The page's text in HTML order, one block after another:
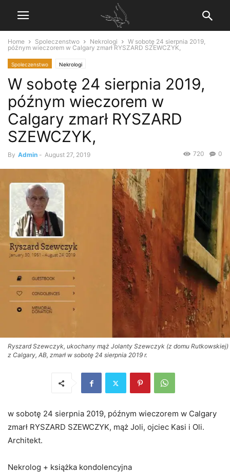
Home Spoleczenstwo Nekrologi
W sobotę 24 sierpnia 2019,
późnym wieczorem w Calgary zmarł RYSZARD SZEWCZYK,
Spoleczenstwo Nekrologi
W sobotę 24 sierpnia 2019,
późnym wieczorem w
Calgary zmarł RYSZARD
SZEWCZYK,
By Admin - August 27, 2019 0
720
Ryszard Szewczyk, ukochany mąż Jolanty Szewczyk (z domu Rutkowskiej)
z Calgary, AB, zmarł w sobotę 24 sierpnia 2019 r.
w sobotę 24 sierpnia 2019, późnym wieczorem w Calgary
zmarł RYSZARD SZEWCZYK, mąż Joli, ojciec Kasi i Oli.
Architekt.
Nekrolog + książka kondolencyjna